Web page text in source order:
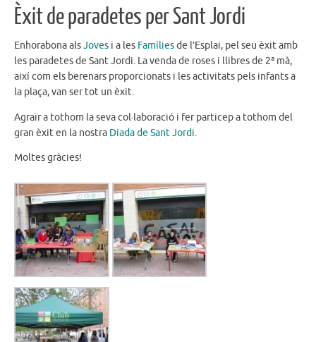
Èxit de paradetes per Sant Jordi
Enhorabona alsJoves i a les Famíliesde l’Esplai, pel seu èxit amb
les paradetes de Sant Jordi. La venda de roses i llibres de 2ª mà,
així com els berenars proporcionats i les activitats pels infants a
la plaça, van ser tot un èxit.
Agraïr a tothom la seva col·laboració i fer particep a tothom del
gran èxit en la nostra Diada de Sant Jordi.
Moltes gràcies!